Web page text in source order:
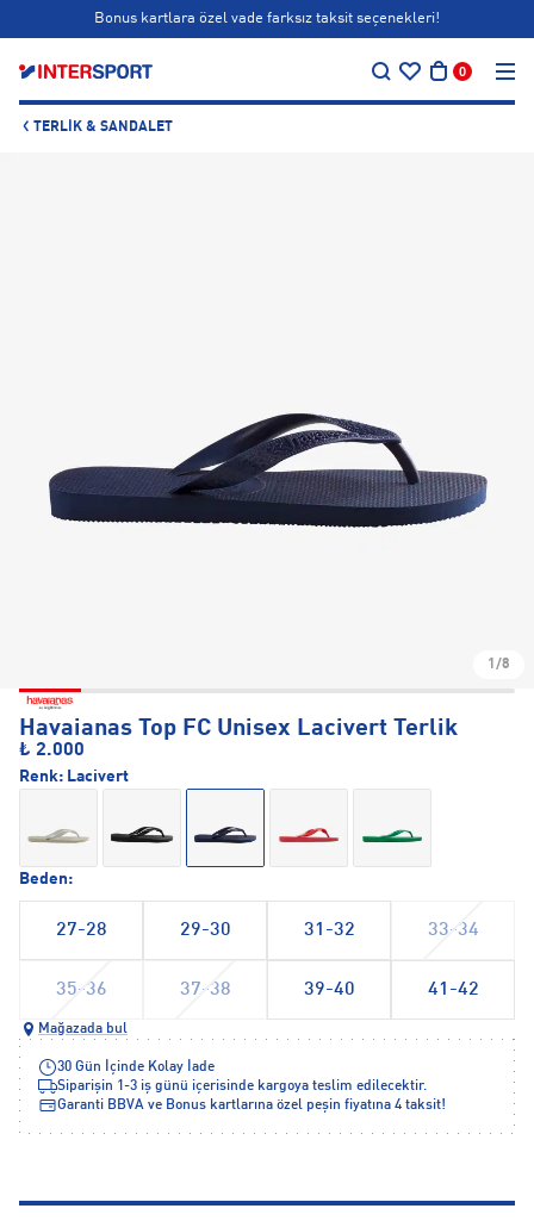
Bonus kartlara özel vade farksız taksit seçenekleri!
0
TERLIK & SANDALET
1/8
Havaianas Top FC Unisex Lacivert Terlik
₺ 2.000
Beden:
27-28 29-30 31-32 33-34
35-36 37-38 39-40 41-42
Renk: Lacivert
Mağazada bul
30 Gün İçinde Kolay İade
Siparişin 1-3 iş günü içerisinde kargoya teslim edilecektir.
Garanti BBVA ve Bonus kartlarına özel peşin fiyatına 4 taksit!